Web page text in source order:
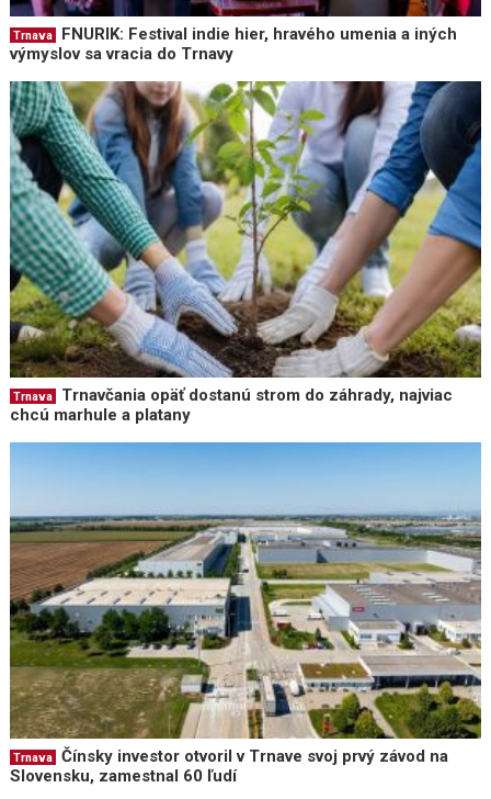
Trnava
FNURIK: Festival indie hier, hravého umenia a iných
výmyslov sa vracia do Trnavy
Trnava
Trnavčania opäť dostanú strom do záhrady, najviac
chcú marhule a platany
Trnava
Čínsky investor otvoril v Trnave svoj prvý závod na
Slovensku, zamestnal 60 ľudí